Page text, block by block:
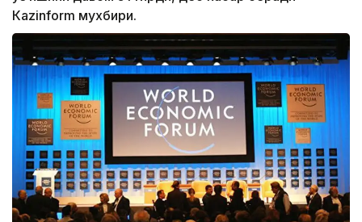
Кazinform мухбири.